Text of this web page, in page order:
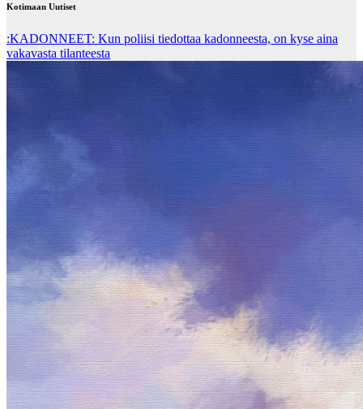
Kotimaan Uutiset
:KADONNEET: Kun poliisi tiedottaa kadonneesta, on kyse aina
vakavasta tilanteesta